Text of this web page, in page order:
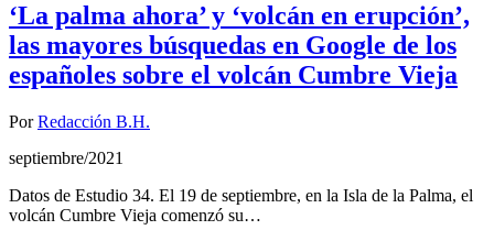
‘La palma ahora’ y ‘volcán en erupción’,
las mayores búsquedas en Google de los
españoles sobre el volcán Cumbre Vieja
PorRedacción B.H.
septiembre/2021
Datos de Estudio 34. El 19 de septiembre, en la Isla de la Palma, el
volcán Cumbre Vieja comenzó su…